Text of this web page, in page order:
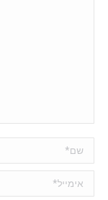
שם *
אימייל *